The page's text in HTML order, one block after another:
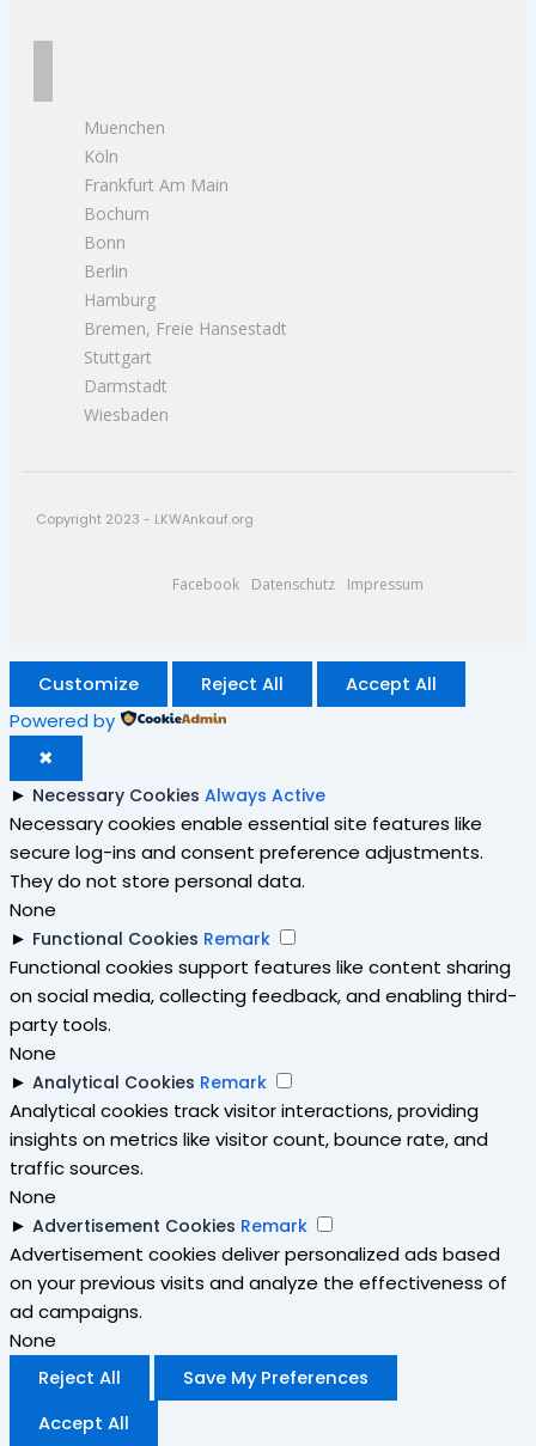
Muenchen
Köln
Frankfurt Am Main
Bochum
Bonn
Berlin
Hamburg
Bremen, Freie Hansestadt
Stuttgart
Darmstadt
Wiesbaden
Copyright 2023 - LKWAnkauf.org
Facebook Datenschutz Impressum
Customize Reject All Accept All
Powered by
✖
► Necessary Cookies Always Active
Necessary cookies enable essential site features like
secure log-ins and consent preference adjustments.
They do not store personal data.
None
► Functional Cookies Remark
Functional cookies support features like content sharing
on social media, collecting feedback, and enabling third-
party tools.
None
► Analytical Cookies Remark
Analytical cookies track visitor interactions, providing
insights on metrics like visitor count, bounce rate, and
traffic sources.
None
► Advertisement Cookies Remark
Advertisement cookies deliver personalized ads based
on your previous visits and analyze the effectiveness of
ad campaigns.
None
Reject All
Save My Preferences
Accept All